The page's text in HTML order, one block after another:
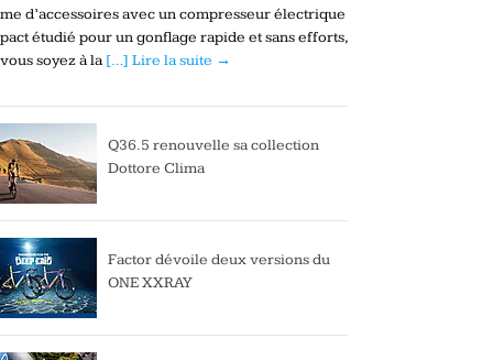
d’accessoires avec un compresseur électrique
étudié pour un gonflage rapide et sans efforts,
soyez à la […] Lire la suite →
Q36.5 renouvelle sa collection
Dottore Clima
Factor dévoile deux versions du
ONE XXRAY